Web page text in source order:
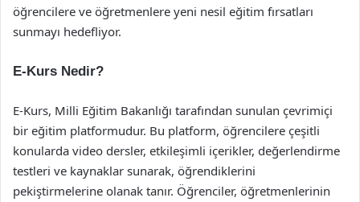
öğrencilere ve öğretmenlere yeni nesil eğitim fırsatları
sunmayı hedefliyor.
E-Kurs Nedir?
E-Kurs, Milli Eğitim Bakanlığı tarafından sunulan çevrimiçi
bir eğitim platformudur. Bu platform, öğrencilere çeşitli
konularda video dersler, etkileşimli içerikler, değerlendirme
testleri ve kaynaklar sunarak, öğrendiklerini
pekiştirmelerine olanak tanır. Öğrenciler, öğretmenlerinin